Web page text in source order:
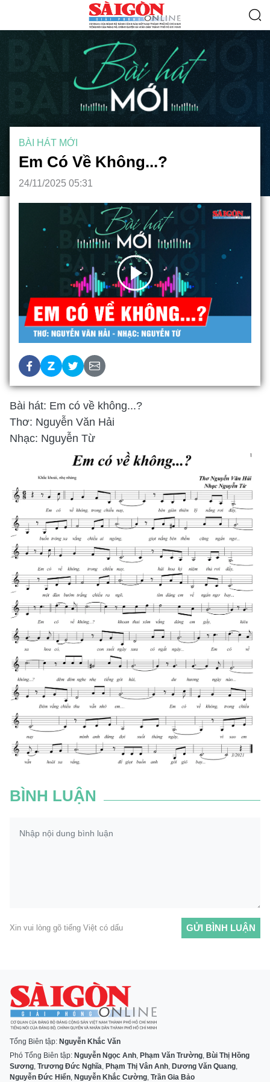
BÀI HÁT MỚI
Em Có Về Không...?
24/11/2025 05:31
Bài hát: Em có về không...?
Thơ: Nguyễn Văn Hải
Nhạc: Nguyễn Từ
BÌNH LUẬN
Xin vui lòng gõ tiếng Việt có dấu GỬI BÌNH LUẬN
Tổng Biên tập: Nguyễn Khắc Văn
Phó Tổng Biên tập: Nguyễn Ngọc Anh Phạm Văn Trường Bùi Thị Hồng
Sương Trương Đức Nghĩa Phạm Thị Vân Anh Dương Văn Quang
Nguyễn Đức Hiển Nguyễn Khắc Cường Trần Gia Bảo